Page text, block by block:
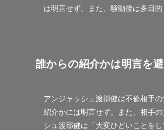
は明言せず。また、 騒動後は多目的
誰からの紹介かは明言を
アンジャッシュ渡部健は不倫相手の
紹介かには明言せず。また、相手
シュ渡部健は「大変ひどいことを